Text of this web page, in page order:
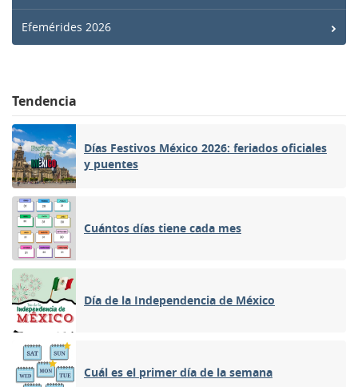
Efemérides 2026
Tendencia
Días Festivos México 2026: feriados oficiales
y puentes
Cuántos días tiene cada mes
Día de la Independencia de México
Cuál es el primer día de la semana